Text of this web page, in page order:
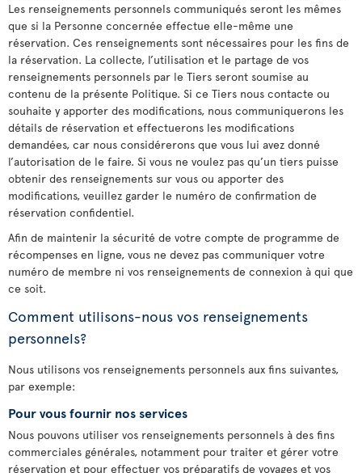
Les renseignements personnels communiqués seront les mêmes
que si la Personne concernée effectue elle-même une
réservation. Ces renseignements sont nécessaires pour les fins de
la réservation. La collecte, l’utilisation et le partage de vos
renseignements personnels par le Tiers seront soumise au
contenu de la présente Politique. Si ce Tiers nous contacte ou
souhaite y apporter des modifications, nous communiquerons les
détails de réservation et effectuerons les modifications
demandées, car nous considérerons que vous lui avez donné
l’autorisation de le faire. Si vous ne voulez pas qu’un tiers puisse
obtenir des renseignements sur vous ou apporter des
modifications, veuillez garder le numéro de confirmation de
réservation confidentiel.
Afin de maintenir la sécurité de votre compte de programme de
récompenses en ligne, vous ne devez pas communiquer votre
numéro de membre ni vos renseignements de connexion à qui que
ce soit.
Comment utilisons-nous vos renseignements
personnels?
Nous utilisons vos renseignements personnels aux fins suivantes,
par exemple:
Pour vous fournir nos services
Nous pouvons utiliser vos renseignements personnels à des fins
commerciales générales, notamment pour traiter et gérer votre
réservation et pour effectuer vos préparatifs de voyages et vos